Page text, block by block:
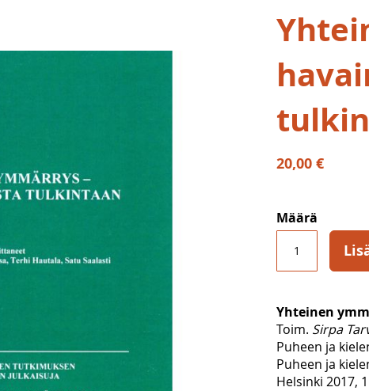
20,00 €
Määrä
Yhteinen
Toim. Sirpa
Puheen ja
Puheen ja
Helsinki 2017,